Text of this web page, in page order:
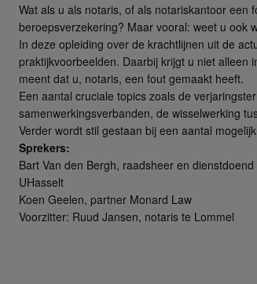
Wat als u als notaris, of als notariskantoor een
beroepsverzekering? Maar vooral: weet u ook
In deze opleiding over de krachtlijnen uit de
praktijkvoorbeelden. Daarbij krijgt u niet alleen
meent dat u, notaris, een fout gemaakt heeft.
Een aantal cruciale topics zoals de
samenwerkingsverbanden, de wisselwerking
Verder wordt stil gestaan bij een aantal
Sprekers:
Bart Van den Bergh, raadsheer en
UHasselt
Koen Geelen, partner Monard Law
Voorzitter: Ruud Jansen, notaris te Lommel